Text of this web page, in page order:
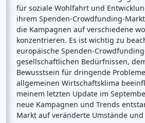
für soziale Wohlfahrt und
ihrem Spenden-Crowdfunding-
die Kampagnen auf verschiedene
konzentrieren. Es ist wichtig zu
europäische Spenden-
gesellschaftlichen Bedürfnissen,
Bewusstsein für dringende
allgemeinen Wirtschaftsklima
meinem letzten Update im
neue Kampagnen und Trends
Markt auf veränderte Umstände